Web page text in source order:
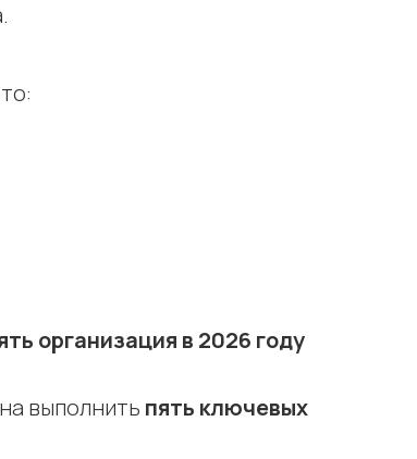
организация в 2026 году
выполнить пять ключевых